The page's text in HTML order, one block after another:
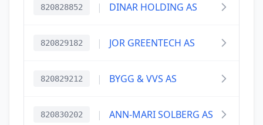
820828852 | DINAR HOLDING AS
820829182 | JOR GREENTECH AS
820829212 | BYGG & VVS AS
820830202 | ANN-MARI SOLBERG AS